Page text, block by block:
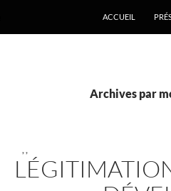
ACCUEIL
Archives par
,,